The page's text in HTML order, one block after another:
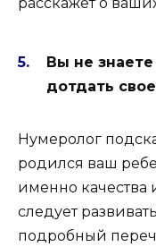
расскажет о
Вы не
дотдать
Нумеролог
родился ваш
именно качества
следует
подробный